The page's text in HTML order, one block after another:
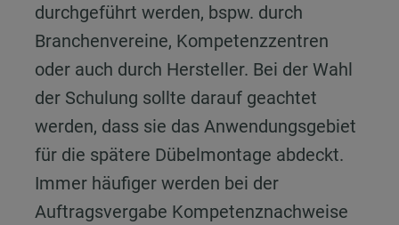
durchgeführt werden, bspw. durch
Branchenvereine, Kompetenzzentren
oder auch durch Hersteller. Bei der Wahl
der Schulung sollte darauf geachtet
werden, dass sie das Anwendungsgebiet
für die spätere Dübelmontage abdeckt.
Immer häufiger werden bei der
Auftragsvergabe Kompetenznachweise